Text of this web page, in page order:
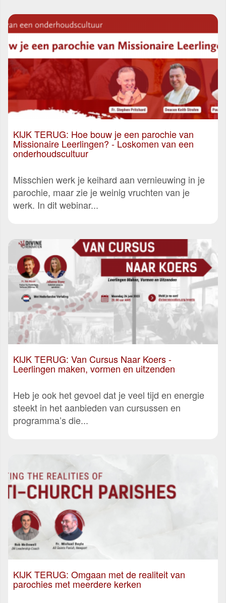
KIJK TERUG: Hoe bouw je een parochie van
Missionaire Leerlingen? - Loskomen van een
onderhoudscultuur
Misschien werk je keihard aan vernieuwing in je
parochie, maar zie je weinig vruchten van je
werk. In dit webinar...
KIJK TERUG: Van Cursus Naar Koers -
Leerlingen maken, vormen en uitzenden
Heb je ook het gevoel dat je veel tijd en energie
steekt in het aanbieden van cursussen en
programma’s die...
KIJK TERUG: Omgaan met de realiteit van
parochies met meerdere kerken